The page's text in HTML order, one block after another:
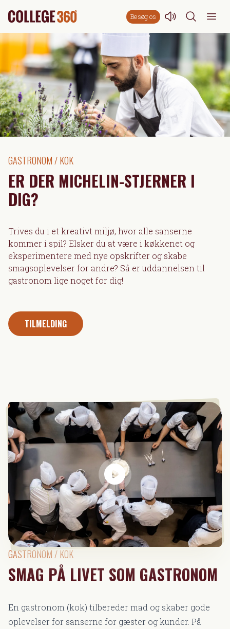
Besøg os
GASTRONOM / KOK
ER DER MICHELIN-STJERNER I
DIG?
Trives du i et kreativt miljø, hvor alle sanserne
kommer i spil? Elsker du at være i køkkenet og
eksperimentere med nye opskrifter og skabe
smagsoplevelser for andre? Så er uddannelsen til
gastronom lige noget for dig!
TILMELDING
GASTRONOM / KOK
SMAG PÅ LIVET SOM GASTRONOM
En gastronom (kok) tilbereder mad og skaber gode
oplevelser for sanserne for gæster og kunder. På